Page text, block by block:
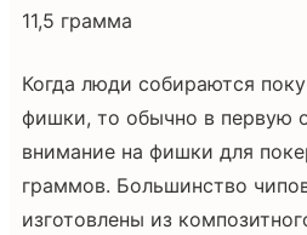
11,5 грамма
Когда люди собираются
фишки, то обычно в первую
внимание на фишки для
граммов. Большинство
изготовлены из